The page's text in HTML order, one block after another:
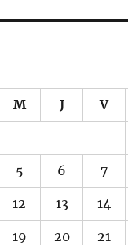
M J V
5 6 7
12 13 14
19 20 21